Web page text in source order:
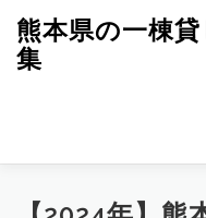
キ
熊本県の一棟
集